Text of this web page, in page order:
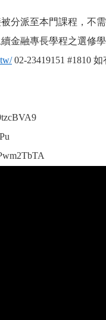
分派至本門課程，不
融專長學程之選修學
02-23419151 #1810